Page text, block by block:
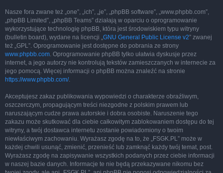
Nasze fora zwane też „one”, „ich”, „je”, „phpBB software”, „www.phpbb.com”,
„phpBB Limited”, „phpBB Teams” działają w oparciu o oprogramowanie
wykorzystujące technologię phpBB, która jest środowiskiem typu witryny
(bulletin board), wydane na licencji „GNU General Public License v2” zwanej
też „GPL”. Oprogramowanie jest dostępne do pobrania ze strony
www.phpbb.com. Oprogramowanie phpBB tylko ułatwia dyskusje przez
internet, a jego autorzy nie kontrolują tekstów zamieszczanych w internecie za
jego pomocą. Więcej informacji o phpBB można znaleźć na stronie
https://www.phpbb.com/.
Akceptujesz zakaz publikowania wypowiedzi o charakterze obraźliwym,
oszczerczym, propagującym treści niezgodne z polskim prawem lub
naruszającym cudze prawa autorskie i dobra osobiste. Naruszenie tego
zakazu może skutkować dla ciebie całkowitym zablokowaniem dostępu do tej
witryny, a twój dostawca internetu zostanie powiadomiony o twoim
niewłaściwym zachowaniu. Wyrażasz zgodę na to, że „FSGK.PL” może w
każdej chwili usunąć, zmienić, przenieść lub zamknąć każdy twój temat, post.
Wyrażasz zgodę na zapisywanie wszystkich podanych przez ciebie informacji
w naszej bazie danych. Informacje te nie będą przekazywane nikomu bez